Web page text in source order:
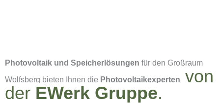
Photovoltaik und Speicherlösungen für den Großraum
Wolfsberg bieten Ihnen die Photovoltaikexperten
von
der EWerk Gruppe.